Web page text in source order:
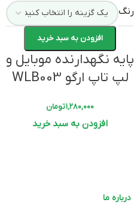
رنگ
افزودن به سبد خرید
پایه نگهدارنده موبایل و
لپ تاپ ارگو WLB003
۱,۲۸۰,۰۰۰تومان
افزودن به سبد خرید
درباره ما